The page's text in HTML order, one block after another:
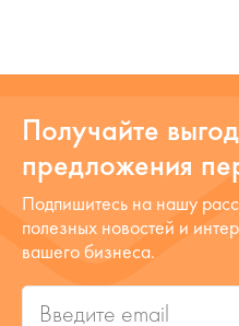
Получайте
предложения
Подпишитесь на нашу
полезных новостей и
вашего бизнеса.